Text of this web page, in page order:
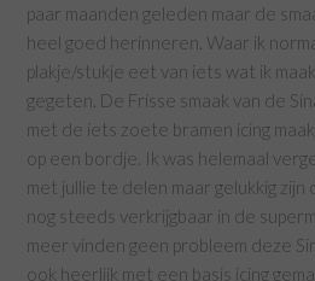
paar maanden geleden maar de
heel goed herinneren. Waar ik
plakje/stukje eet van iets wat ik
gegeten. De Frisse smaak van de
met de iets zoete bramen icing
op een bordje. Ik was helemaal
met jullie te delen maar gelukkig zijn
nog steeds verkrijgbaar in de
meer vinden geen probleem deze
ook heerlijk met een basis icing